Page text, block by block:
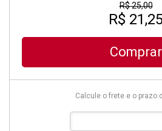
R$ 25,00
R$
Comprar
Calcule o frete e o prazo